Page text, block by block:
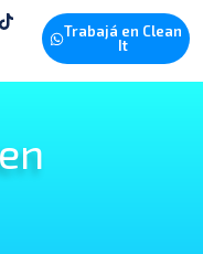
Trabajá en Clean
It